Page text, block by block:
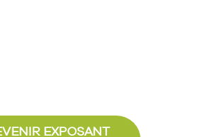
EXPOSANT